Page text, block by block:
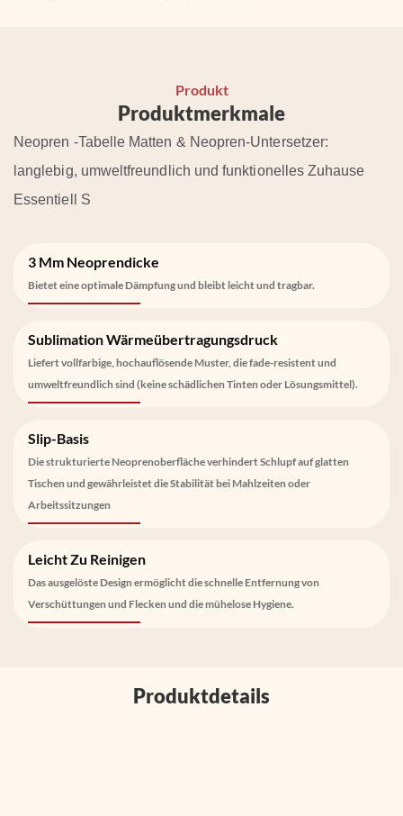
Produkt
Produktmerkmale
Neopren -Tabelle Matten & Neopren-Untersetzer:
langlebig, umweltfreundlich und funktionelles Zuhause
Essentiell S
3 Mm Neoprendicke
Bietet eine optimale Dämpfung und bleibt leicht und tragbar.
Sublimation Wärmeübertragungsdruck
Liefert vollfarbige, hochauflösende Muster, die fade-resistent und
umweltfreundlich sind (keine schädlichen Tinten oder Lösungsmittel).
Slip-Basis
Die strukturierte Neoprenoberfläche verhindert Schlupf auf glatten
Tischen und gewährleistet die Stabilität bei Mahlzeiten oder
Arbeitssitzungen
Leicht Zu Reinigen
Das ausgelöste Design ermöglicht die schnelle Entfernung von
Verschüttungen und Flecken und die mühelose Hygiene.
Produktdetails